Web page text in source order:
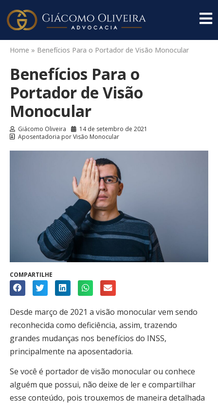
Home » Benefícios Para o Portador de Visão Monocular
Benefícios Para o
Portador de Visão
Monocular
Giácomo Oliveira
14 de setembro de 2021
Aposentadoria por Visão Monocular
COMPARTILHE
Desde março de 2021 a visão monocular vem sendo
reconhecida como deficiência, assim, trazendo
grandes mudanças nos benefícios do INSS,
principalmente na aposentadoria.
Se você é portador de visão monocular ou conhece
alguém que possui, não deixe de ler e compartilhar
esse conteúdo, pois trouxemos de maneira detalhada